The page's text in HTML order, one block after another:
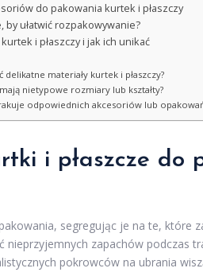
do pakowania kurtek i płaszczy
ułatwić rozpakowywanie?
i płaszczy i jak ich unikać
materiały kurtek i płaszczy?
nietypowe rozmiary lub kształty?
odpowiednich akcesoriów lub
i płaszcze do
segregując je na te, które
nieprzyjemnych zapachów podczas
pokrowców na ubrania